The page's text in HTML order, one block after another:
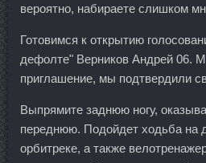
вероятно, набираете слишком
Готовимся к открытию
дефолте" Верников Андрей 06.
приглашение, мы подтвердили
Выпрямите заднюю ногу,
переднюю. Подойдет ходьба на
орбитреке, а также